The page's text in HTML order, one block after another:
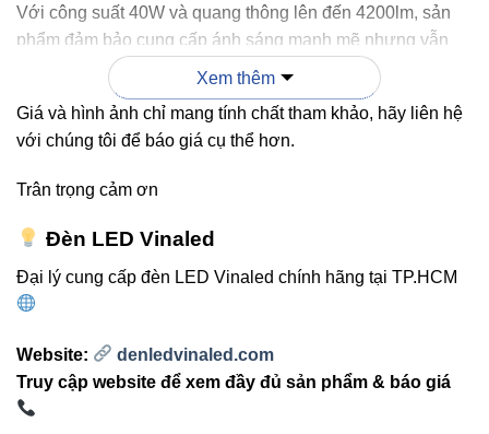
Với công suất 40W và quang thông lên đến 4200lm, sản
phẩm đảm bảo cung cấp ánh sáng mạnh mẽ nhưng vẫn
dịu mắt, không gây chói hay nhấp nháy. Chip LED
nổi tiếng về độ bền và độ hoàn màu (CRI >80),
giúp tái tạo ánh sáng trung thực nhất.
Thiết kế tinh tế – phù hợp mọi không
gian
nhanh, bảo vệ chip LED và tăng tuổi thọ. Vỏ bạc hoặc đen
mang lại vẻ đẹp sang trọng, hiện đại – phù hợp với thiết kế
nội thất cao cấp của văn phòng, showroom, hay không
Xem thêm
Giá và hình ảnh chỉ mang tính chất tham khảo, hãy liên hệ
với chúng tôi để báo giá cụ thể hơn.
Trân trọng cảm ơn
Đèn LED Vinaled
Đại lý cung cấp đèn LED Vinaled chính hãng tại TP.HCM
Website:
denledvinaled.com
Truy cập website để xem đầy đủ sản phẩm & báo giá